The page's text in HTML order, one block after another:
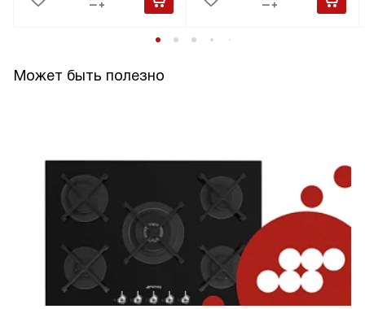
Может быть полезно